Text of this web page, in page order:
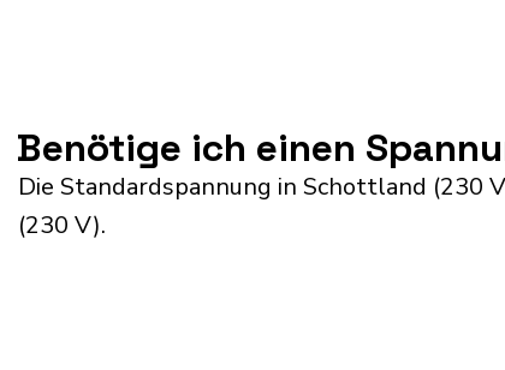
Benötige ich einen
Die Standardspannung in Schottland (230
(230 V).